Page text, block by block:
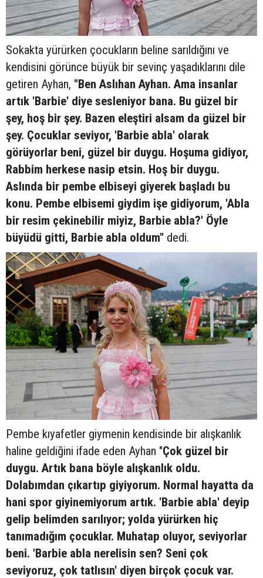
Sokakta yürürken çocukların beline sarıldığını ve
kendisini görünce büyük bir sevinç yaşadıklarını dile
getiren Ayhan, "Ben Aslıhan Ayhan. Ama insanlar
artık 'Barbie' diye sesleniyor bana. Bu güzel bir
şey, hoş bir şey. Bazen eleştiri alsam da güzel bir
şey. Çocuklar seviyor, 'Barbie abla' olarak
görüyorlar beni, güzel bir duygu. Hoşuma gidiyor,
Rabbim herkese nasip etsin. Hoş bir duygu.
Aslında bir pembe elbiseyi giyerek başladı bu
konu. Pembe elbisemi giydim işe gidiyorum, 'Abla
bir resim çekinebilir miyiz, Barbie abla?' Öyle
büyüdü gitti, Barbie abla oldum" dedi.
Pembe kıyafetler giymenin kendisinde bir alışkanlık
haline geldiğini ifade eden Ayhan "Çok güzel bir
duygu. Artık bana böyle alışkanlık oldu.
Dolabımdan çıkartıp giyiyorum. Normal hayatta da
hani spor giyinemiyorum artık. 'Barbie abla' deyip
gelip belimden sarılıyor; yolda yürürken hiç
tanımadığım çocuklar. Muhatap oluyor, seviyorlar
beni. 'Barbie abla nerelisin sen? Seni çok
seviyoruz, çok tatlısın' diyen birçok çocuk var.